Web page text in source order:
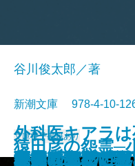
探偵はパリへ
恐るべきこど
美しい探偵に
僕の青春をク
殺意はないけど
銀将の奇跡─覇
雨上がりのビ
あかあかや月─
ひむろ飛脚
虚空へ
谷川俊太郎／著
新潮文庫 978-4-10-
文庫電子書籍あり
猿田彦の怨霊─
やりなおし世
母の味、だい
巨匠とマルガ
秘儀〔上〕
秘儀〔下〕
巫女は月夜に
外科医キアラ
ない─死人だら
木挽町のあだ
野火の夜